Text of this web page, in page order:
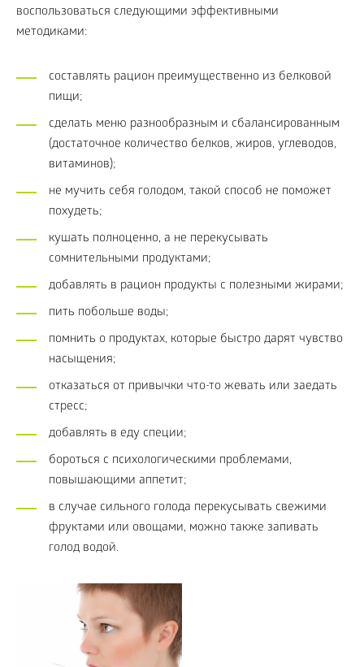
воспользоваться следующими эффективными
методиками:
составлять рацион преимущественно из белковой
пищи;
сделать меню разнообразным и сбалансированным
(достаточное количество белков, жиров, углеводов,
витаминов);
не мучить себя голодом, такой способ не поможет
похудеть;
кушать полноценно, а не перекусывать
сомнительными продуктами;
добавлять в рацион продукты с полезными жирами;
пить побольше воды;
помнить о продуктах, которые быстро дарят чувство
насыщения;
отказаться от привычки что-то жевать или заедать
стресс;
добавлять в еду специи;
бороться с психологическими проблемами,
повышающими аппетит;
в случае сильного голода перекусывать свежими
фруктами или овощами, можно также запивать
голод водой.